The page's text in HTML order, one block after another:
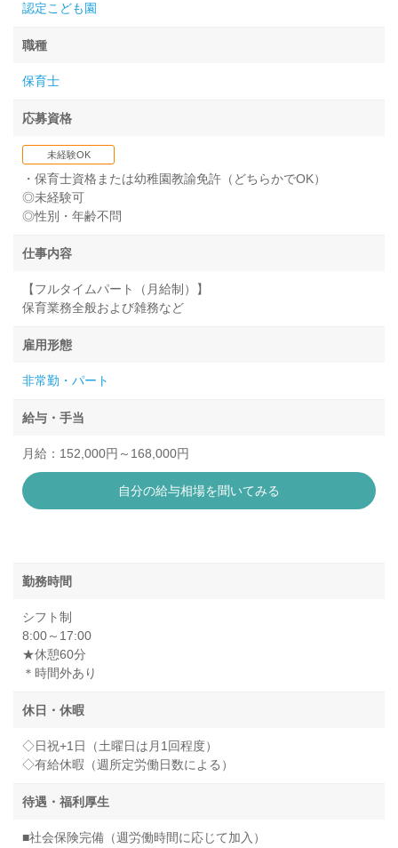
認定こども園
職種
保育士
応募資格
未経験OK
・保育士資格または幼稚園教諭免許（どちらかでOK）
◎未経験可
◎性別・年齢不問
仕事内容
【フルタイムパート（月給制）】
保育業務全般および雑務など
雇用形態
非常勤・パート
給与・手当
月給：152,000円～168,000円
自分の給与相場を聞いてみる
勤務時間
シフト制
8:00～17:00
★休憩60分
＊時間外あり
休日・休暇
◇日祝+1日（土曜日は月1回程度）
◇有給休暇（週所定労働日数による）
待遇・福利厚生
■社会保険完備（週労働時間に応じて加入）